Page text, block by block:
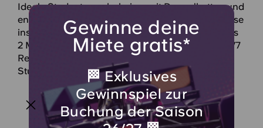
Gewinne deine
Miete gratis*
🏁 Exklusives
Gewinnspiel zur
Buchung der Saison
Ideale Studentenwohnheime mit Doppelbetten und
en-suite Duschen in allen Zimmern. Mehrere Busse
ins Stadtzentrum von einer Haltestelle weniger als
2 Minuten entfernt. Chillige Mitbewohner und 24/7
Rezeption/Sicherheitsdienst. Ein toller Ort für
Studenten.